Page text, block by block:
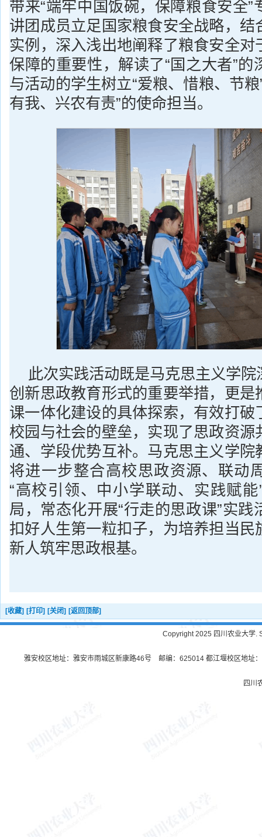
带来“端牢中国饭碗，保障粮食安全”
讲团成员立足国家粮食安全战略，结
实例，深入浅出地阐释了粮食安全对
保障的重要性，解读了“国之大者”的
与活动的学生树立“爱粮、惜粮、节
有我、兴农有责”的使命担当。
此次实践活动既是马克思主义学
创新思政教育形式的重要举措，更是
课一体化建设的具体探索，有效打破
校园与社会的壁垒，实现了思政资源
通、学段优势互补。马克思主义学院
将进一步整合高校思政资源、联动
“高校引领、中小学联动、实践赋
局，常态化开展“行走的思政课”实践
扣好人生第一粒扣子，为培养担当民
新人筑牢思政根基。
[收藏] [打印] [关闭] [返回顶部]
Copyright 2025 四川农业大学.
雅安校区地址：雅安市雨城区新康路46号 邮编：625014 都江堰校区地址
四川